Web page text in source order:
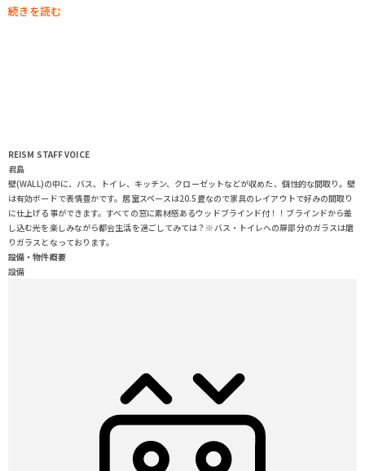
REISM STAFFVOICE
君島
壁(WALL)の中に、バス、トイレ、キッチン、クローゼットなどが収めた、個性的な間取り。壁
は有効ボードで表情豊かです。居室スペースは20.5畳なので家具のレイアウトで好みの間取り
に仕上げる事ができます。すべての窓に素材感あるウッドブラインド付！！ブラインドから差
し込む光を楽しみながら都会生活を過ごしてみては？※バス・トイレへの扉部分のガラスは磨
りガラスとなっております。
設備・物件概要
設備